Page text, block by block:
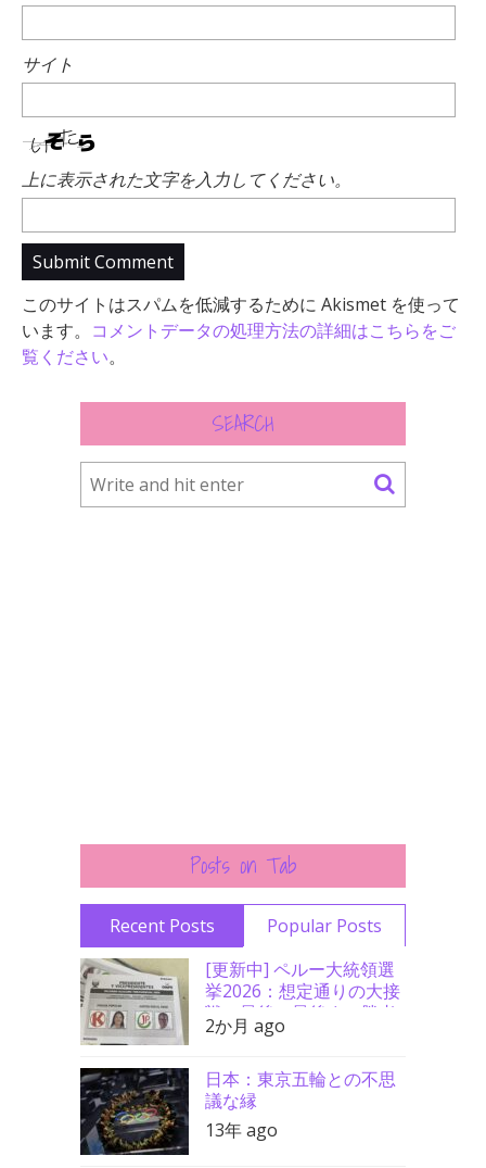
サイト
上に表示された文字を入力してください。
このサイトはスパムを低減するために Akismet を使って
います。 コメントデータの処理方法の詳細はこちらをご
覧ください。
SEARCH
Posts on Tab
Recent Posts
Popular Posts
[更新中] ペルー大統領選
挙2026：想定通りの大接
戦、最後の最後まで勝者
分からず
2か月 ago
日本：東京五輪との不思
議な縁
13年 ago